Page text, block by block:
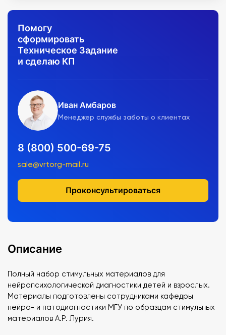
Помогу
сформировать
Техническое Задание
и сделаю КП
Иван Амбаров
Менеджер службы заботы о клиентах
8 (800) 500-69-75
sale@vrtorg-mail.ru
Проконсультироваться
Описание
Полный набор стимульных материалов для
нейропсихологической диагностики детей и взрослых.
Материалы подготовлены сотрудниками кафедры
нейро- и патодиагностики МГУ по образцам стимульных
материалов А.Р. Лурия.